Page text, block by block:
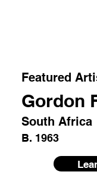
Featured
Gordon
South Africa
B. 1963